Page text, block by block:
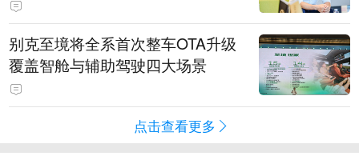
别克至境将全系首次整车OTA升级
覆盖智舱与辅助驾驶四大场景
点击查看更多